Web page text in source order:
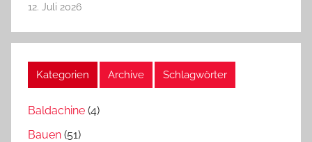
12. Juli 2026
Kategorien Archive Schlagwörter
Baldachine (4)
Bauen (51)